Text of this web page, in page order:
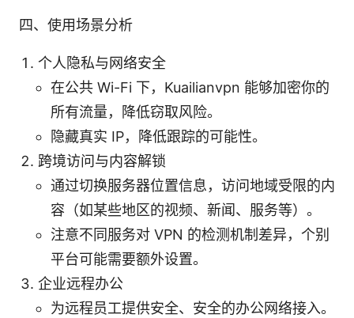
四、使用场景分析
个人隐私与网络安全
在公共 Wi-Fi 下，Kuailianvpn 能够加密你的
所有流量，降低窃取风险。
隐藏真实 IP，降低跟踪的可能性。
跨境访问与内容解锁
通过切换服务器位置信息，访问地域受限的内
容（如某些地区的视频、新闻、服务等）。
注意不同服务对 VPN 的检测机制差异，个别
平台可能需要额外设置。
企业远程办公
为远程员工提供安全、安全的办公网络接入。